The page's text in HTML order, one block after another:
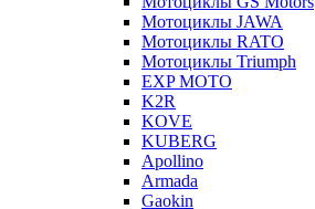
Мотоциклы JAWA
Мотоциклы RATO
Мотоциклы Triumph
EXP MOTO
K2R
KOVE
KUBERG
Apollino
Armada
Gaokin